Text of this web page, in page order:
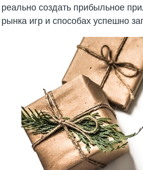
реально создать прибыльное
рынка игр и способах успешно